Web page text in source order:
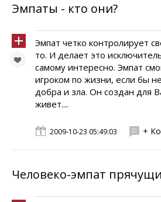
Эмпаты - кто они?
Эмпат четко контролирует
то. И делает это
самому интересно. Эмпат
игроком по жизни, если бы
добра и зла. Он создан для
живет....
2009-10-23 05:49:03 +
Человеко-эмпат